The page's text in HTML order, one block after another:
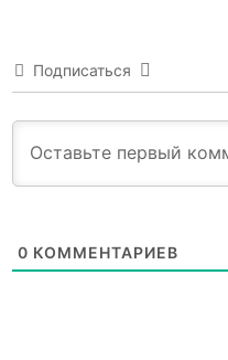
Подписаться
0 КОММЕНТАРИЕВ